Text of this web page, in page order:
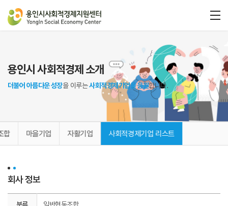
용인시 사회적경제 소개
더불어 아름다운 성장을 이루는사회적경제기업을 응원합니다.
합 마을기업 자활기업 사회적경제기업 리스트
회사 정보